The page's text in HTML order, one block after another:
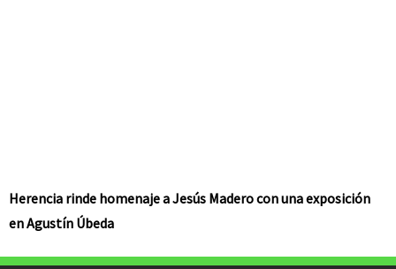
Herencia rinde homenaje a Jesús Madero con una exposición
en Agustín Úbeda